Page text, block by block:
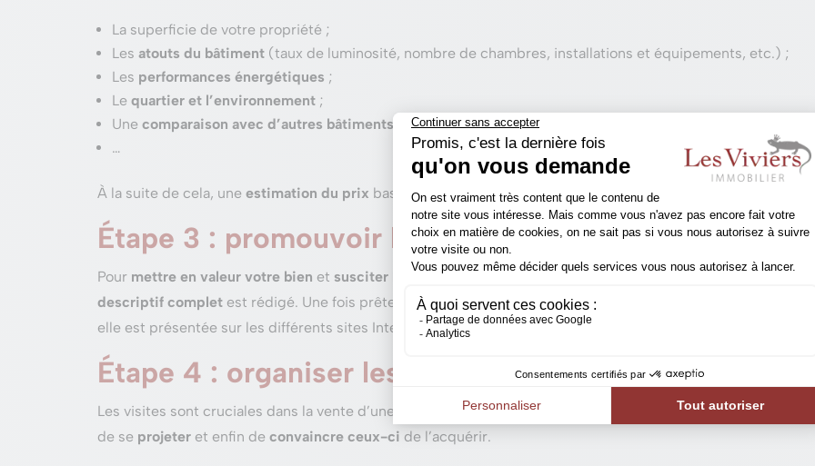
La superficie de votre propriété ;
Les atouts du bâtiment (taux de luminosité, nombre de chambres, installations et équipements, etc.) ;
Les performances énergétiques ;
Le quartier et l’environnement ;
Une comparaison avec d’autres bâtiments similaires vendus ;
…
À la suite de cela, une estimation du prix basée sur la localisation, les spécificités et la rareté de votre bien
Étape 3 : promouvoir le bien sur divers canaux
Pour mettre en valeur votre bien et susciter l’intérêt des potentiels acheteurs, un reportage
descriptif complet est rédigé. Une fois prête, l’annonce estdiffusée à la base de données de l’agence
elle est présentée sur les différents sites Internet, dans les journaux ainsi que sur les divers réseaux sociaux.
Étape 4 : organiser les visites avec des acheteurs
Les visites sont cruciales dans la vente d’une maison ! Elles permettent de montrer les atouts de votre bien
de se projeter et enfin de convaincre ceux-ci de l’acquérir.